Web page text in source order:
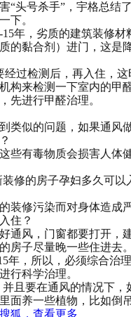
“头号杀手”，宇格总结
下。
年，劣质的建筑装修
的黏合剂）进门，这是
经过检测后，再入住，
构来检测一下室内的甲
先进行甲醛治理。
类似的问题，如果通风
些有毒物质会损害人体
修的房子孕妇多久可以
装修污染而对身体造成
住？
通风，门窗都要打开，
房子尽量晚一些住进去
年，所以，必须综合治
行科学治理。
且要在通风的情况下
面养一些植物，比如倒
狐，查看更多